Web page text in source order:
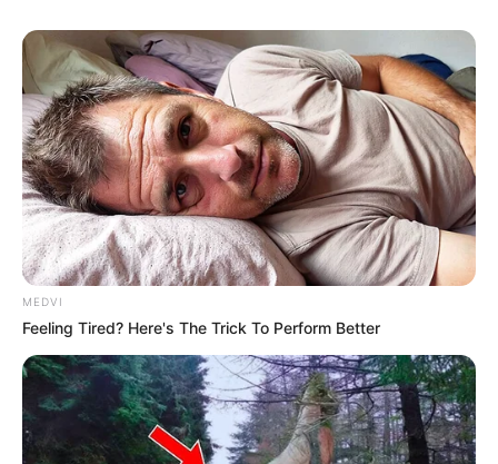
MEDVI
Feeling Tired? Here's The Trick To Perform Better